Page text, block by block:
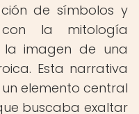
de símbolos y
con la mitología
imagen de una
Esta narrativa
elemento central
buscaba exaltar